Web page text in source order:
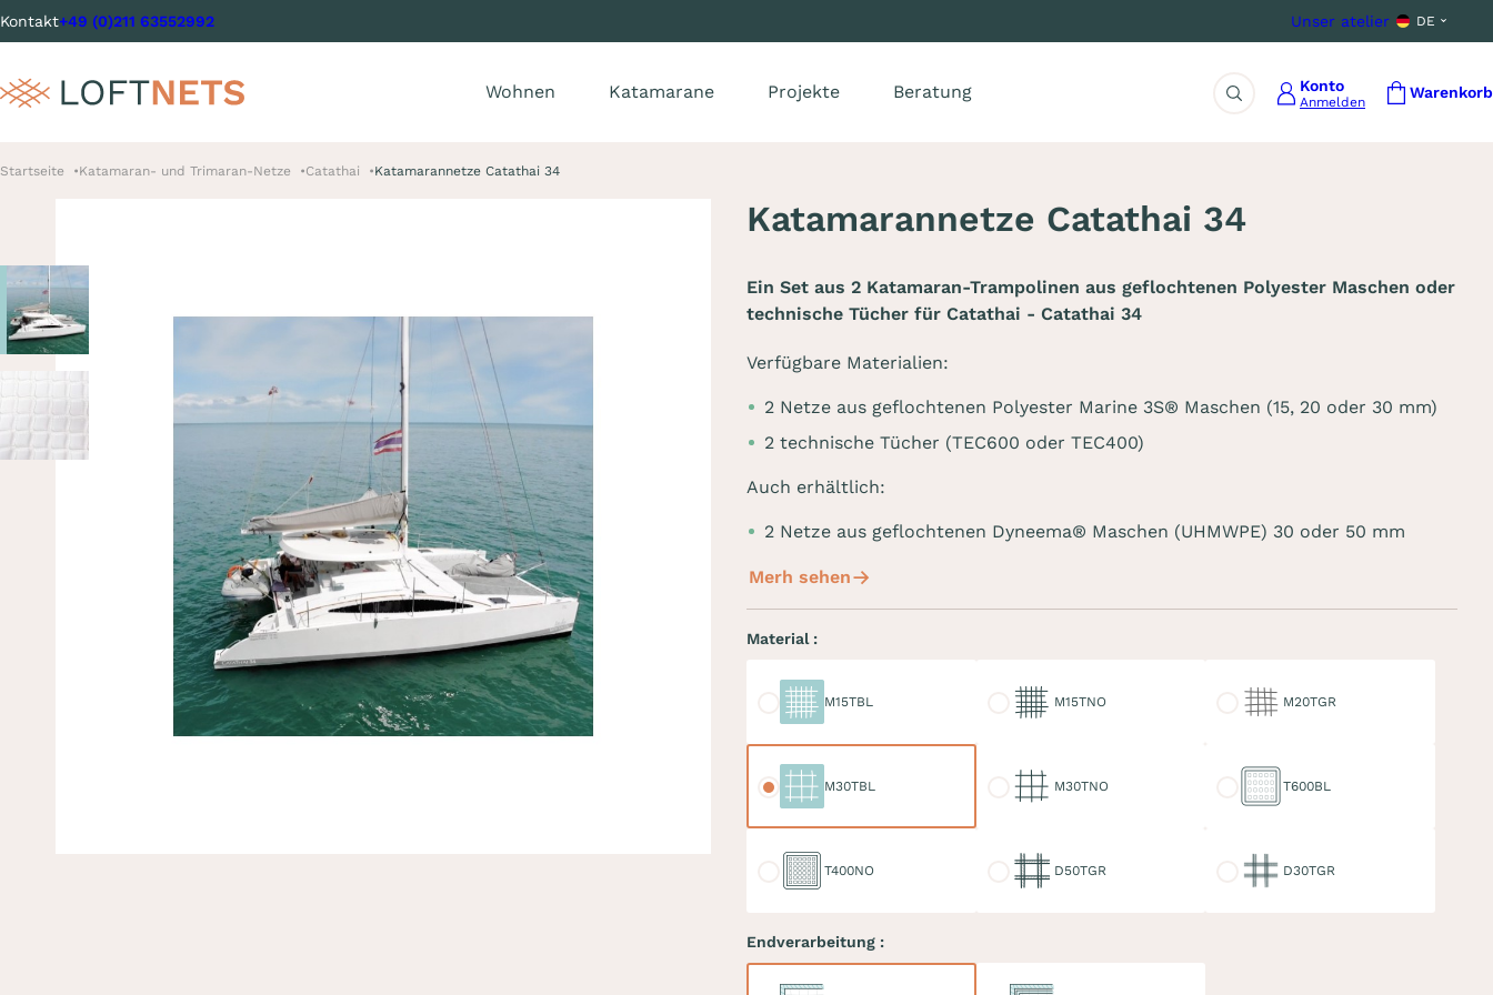
Kontakt+49 (0)211 63552992 Unser atelier DE
Wohnen Katamarane Projekte Beratung
Suche
Konto
Anmelden
Warenkorb
Startseite Katamaran- und Trimaran-Netze Catathai Katamarannetze Catathai 34
Katamarannetze Catathai 34
Ein Set aus 2 Katamaran-Trampolinen aus geflochtenen Polyester Maschen oder
technische Tücher für Catathai - Catathai 34
Verfügbare Materialien:
2 Netze aus geflochtenen Polyester Marine 3S® Maschen (15, 20 oder 30 mm)
2 technische Tücher (TEC600 oder TEC400)
Auch erhältlich:
2 Netze aus geflochtenen Dyneema® Maschen (UHMWPE) 30 oder 50 mm
Merh sehen
Material :
M15TBL M15TNO M20TGR
M30TBL M30TNO T600BL
T400NO D50TGR D30TGR
Endverarbeitung :